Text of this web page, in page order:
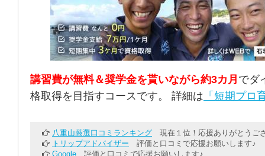
講習費が無料＆奨学金を貰いながら約3カ月 でダ
格取得を目指すコースです。 詳細は 「短期プロ
八重山厳選口コミランキング 現在１位！応援ありがとうご
トリップアドバイザー 評価と口コミで応援お願いします♪
Google 評価と口コミで応援お願いします♪